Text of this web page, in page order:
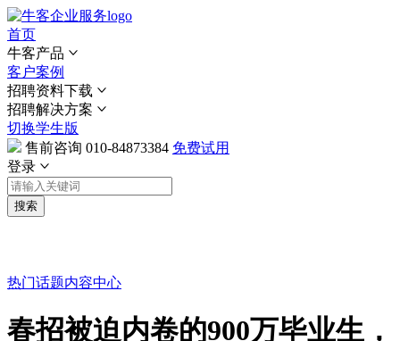
首页
牛客产品
客户案例
招聘资料下载
招聘解决方案
切换学生版
售前咨询 010-84873384 免费试用
登录
搜索
热门话题内容中心
春招被迫内卷的900万毕业生，